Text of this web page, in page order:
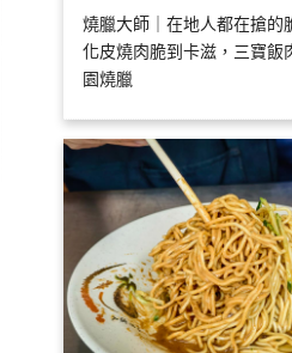
燒臘大師｜在地人都在搶的
化皮燒肉脆到卡滋，三寶飯
園燒臘